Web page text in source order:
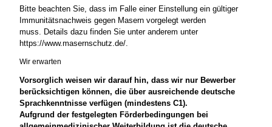
Bitte beachten Sie, dass im Falle einer Einstellung ein gültiger
Immunitätsnachweis gegen Masern vorgelegt werden
muss. Details dazu finden Sie unter anderem unter
https://www.masernschutz.de/.
Wir erwarten
Vorsorglich weisen wir darauf hin, dass wir nur Bewerber
berücksichtigen können, die über ausreichende deutsche
Sprachkenntnisse verfügen (mindestens C1).
Aufgrund der festgelegten Förderbedingungen bei